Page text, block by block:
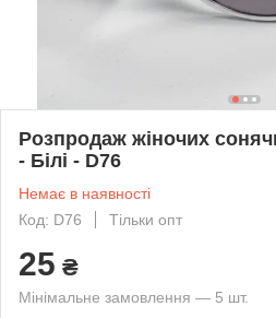
Розпродаж жіночих
- Білі - D76
Немає в наявності
Код: D76
Тільки опт
25 ₴
Мінімальне замовлення — 5 шт.